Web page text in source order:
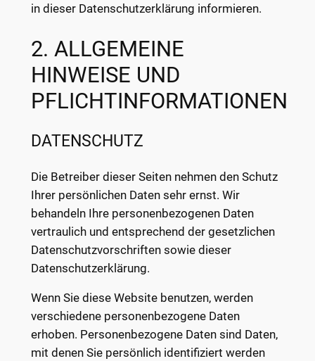
in dieser Datenschutzerklärung informieren.
2. ALLGEMEINE
HINWEISE UND
PFLICHTINFORMATIONEN
DATENSCHUTZ
Die Betreiber dieser Seiten nehmen den Schutz
Ihrer persönlichen Daten sehr ernst. Wir
behandeln Ihre personenbezogenen Daten
vertraulich und entsprechend der gesetzlichen
Datenschutzvorschriften sowie dieser
Datenschutzerklärung.
Wenn Sie diese Website benutzen, werden
verschiedene personenbezogene Daten
erhoben. Personenbezogene Daten sind Daten,
mit denen Sie persönlich identifiziert werden